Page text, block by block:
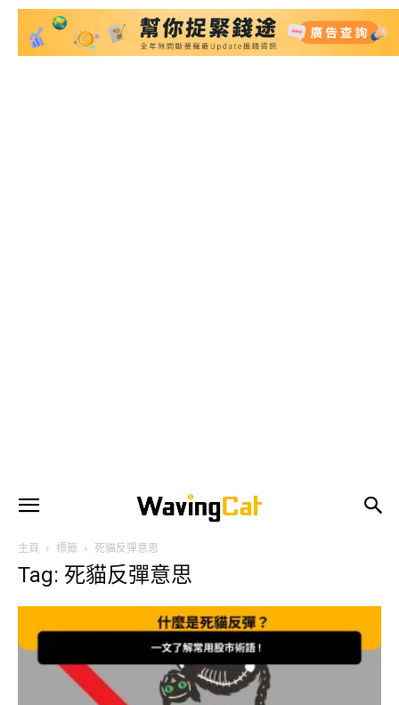
主頁 標籤 死貓反彈意思
Tag: 死貓反彈意思